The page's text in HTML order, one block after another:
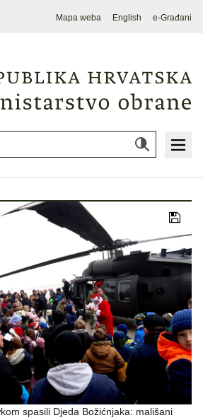
Mapa weba English e-Građani
spasili Djeda Božićnjaka: mališani